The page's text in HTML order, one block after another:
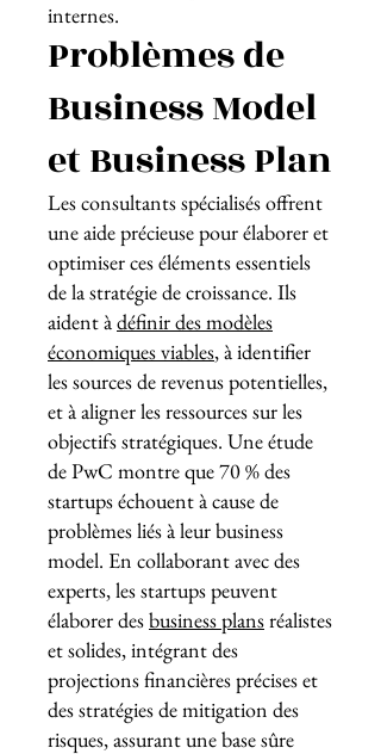
internes.
Problèmes de
Business Model
et Business Plan
Les consultants spécialisés offrent
une aide précieuse pour élaborer et
optimiser ces éléments essentiels
de la stratégie de croissance. Ils
aident àdéfinir des modèles
économiques viables, à identifier
les sources de revenus potentielles,
et à aligner les ressources sur les
objectifs stratégiques. Une étude
de PwC montre que 70 % des
startups échouent à cause de
problèmes liés à leur business
model. En collaborant avec des
experts, les startups peuvent
élaborer desbusiness plansréalistes
et solides, intégrant des
projections financières précises et
des stratégies de mitigation des
risques, assurant une base sûre